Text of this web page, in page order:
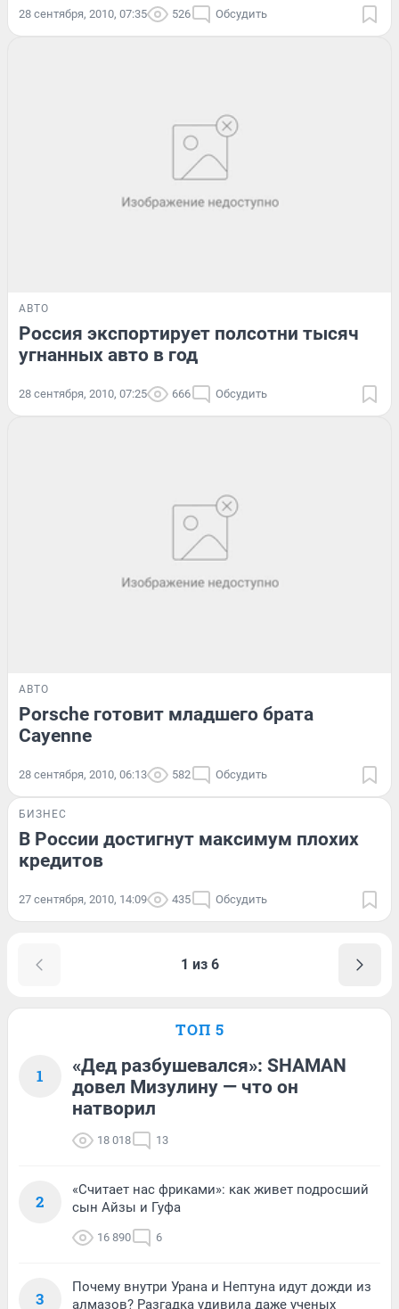
28 сентября, 2010, 07:35 526 Обсудить
АВТО
Россия экспортирует полсотни тысяч
угнанных авто в год
28 сентября, 2010, 07:25 666 Обсудить
АВТО
Porsche готовит младшего брата
Cayenne
28 сентября, 2010, 06:13 582 Обсудить
БИЗНЕС
В России достигнут максимум плохих
кредитов
27 сентября, 2010, 14:09 435 Обсудить
1 из 6
ТОП 5
1
«Дед разбушевался»: SHAMAN
довел Мизулину — что он
натворил
18 018 13
2
«Считает нас фриками»: как живет подросший
сын Айзы и Гуфа
16 890 6
3
Почему внутри Урана и Нептуна идут дожди из
алмазов? Разгадка удивила даже ученых